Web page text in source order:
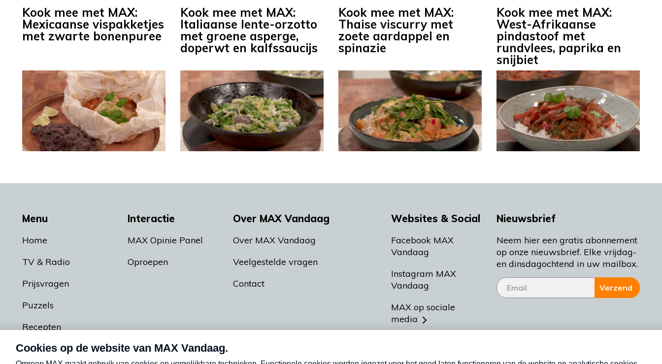
Kook mee met MAX:
Mexicaanse vispakketjes
met zwarte bonenpuree
Kook mee met MAX:
Italiaanse lente-orzotto
met groene asperge,
doperwt en kalfssaucijs
Kook mee met MAX:
Thaise viscurry met
zoete aardappel en
spinazie
Kook mee met MAX:
West-Afrikaanse
pindastoof met
rundvlees, paprika en
snijbiet
Menu
Home
TV & Radio
Prijsvragen
Puzzels
Recepten
Podcasts
Interactie
MAX Opinie Panel
Oproepen
Over MAX Vandaag
Over MAX Vandaag
Veelgestelde vragen
Contact
Websites & Social
Facebook MAX
Vandaag
Instagram MAX
Vandaag
MAX op sociale
media
Nieuwsbrief
Neem hier een gratis abonnement
op onze nieuwsbrief. Elke vrijdag-
en dinsdagochtend in uw mailbox.
Verzend